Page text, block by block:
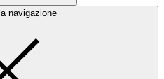
navigazione